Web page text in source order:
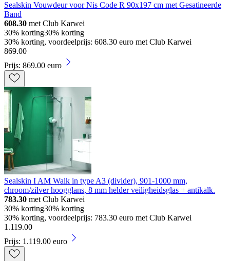
Sealskin Vouwdeur voor Nis Code R 90x197 cm met Gesatineerde
Band
608.30 met Club Karwei
30% korting30% korting
30% korting, voordeelprijs: 608.30 euro met Club Karwei
869.00
Prijs: 869.00 euro
Sealskin I AM Walk in type A3 (divider), 901-1000 mm,
chroom/zilver hoogglans, 8 mm helder veiligheidsglas + antikalk.
783.30 met Club Karwei
30% korting30% korting
30% korting, voordeelprijs: 783.30 euro met Club Karwei
1.119.00
Prijs: 1.119.00 euro